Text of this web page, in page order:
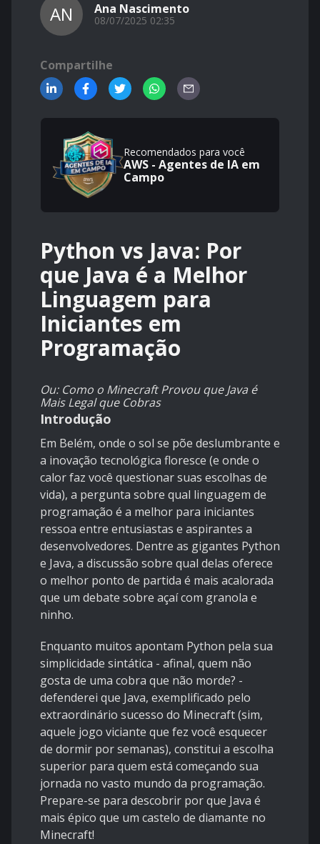
AN Ana Nascimento
08/07/2025 02:35
Compartilhe
Recomendados para você
AWS - Agentes de IA em
Campo
Python vs Java: Por
que Java é a Melhor
Linguagem para
Iniciantes em
Programação
Ou: Como o Minecraft Provou que Java é
Mais Legal que Cobras
Introdução
Em Belém, onde o sol se põe deslumbrante e
a inovação tecnológica floresce (e onde o
calor faz você questionar suas escolhas de
vida), a pergunta sobre qual linguagem de
programação é a melhor para iniciantes
ressoa entre entusiastas e aspirantes a
desenvolvedores. Dentre as gigantes Python
e Java, a discussão sobre qual delas oferece
o melhor ponto de partida é mais acalorada
que um debate sobre açaí com granola e
ninho.
Enquanto muitos apontam Python pela sua
simplicidade sintática - afinal, quem não
gosta de uma cobra que não morde? -
defenderei que Java, exemplificado pelo
extraordinário sucesso do Minecraft (sim,
aquele jogo viciante que fez você esquecer
de dormir por semanas), constitui a escolha
superior para quem está começando sua
jornada no vasto mundo da programação.
Prepare-se para descobrir por que Java é
mais épico que um castelo de diamante no
Minecraft!